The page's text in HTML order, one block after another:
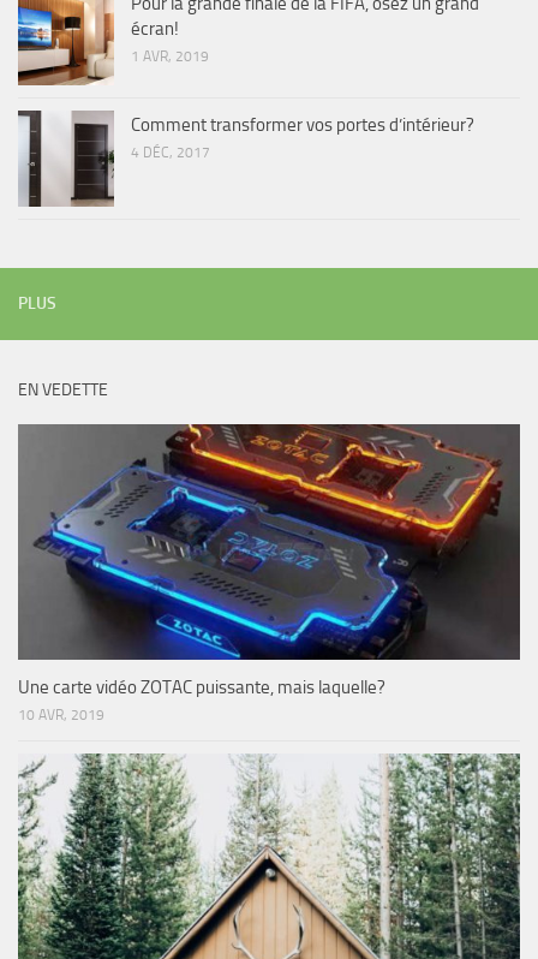
écran!
1 AVR, 2019
Comment transformer vos portes d’intérieur?
4 DÉC, 2017
PLUS
EN VEDETTE
Une carte vidéo ZOTAC puissante, mais laquelle?
10 AVR, 2019